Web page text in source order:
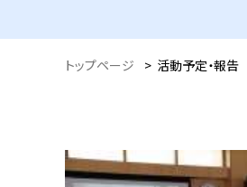
トップページ > 活動予定・報告